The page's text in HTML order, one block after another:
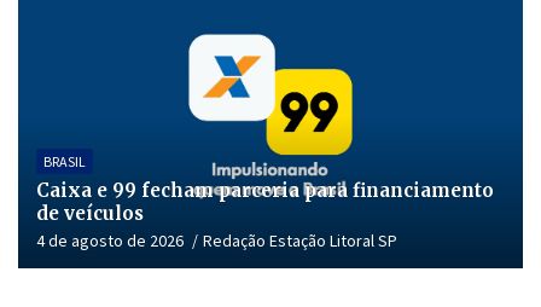
BRASIL
Caixa e 99 fecham parceria para financiamento
de veículos
4 de agosto de 2026 Redação Estação Litoral SP